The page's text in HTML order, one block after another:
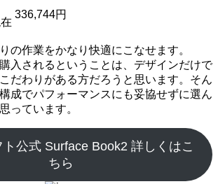
336,744円
の作業をかなり快適にこなせます。
入されるということは、デザインだけで
だわりがある方だろうと思います。そん
成でパフォーマンスにも妥協せずに選ん
っています。
公式 Surface Book2 詳しくはこ
ちら